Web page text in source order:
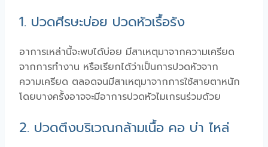
1. ปวดศีรษะบ่อย ปวดหัวเรื้อรัง
อาการเหล่านี้จะพบได้บ่อย มีสาเหตุมาจากความเครียด
จากการทำงาน หรือเรียกได้ว่าเป็นการปวดหัวจาก
ความเครียด ตลอดจนมีสาเหตุมาจากการใช้สายตาหนัก
โดยบางครั้งอาจจะมีอาการปวดหัวไมเกรนร่วมด้วย
2. ปวดตึงบริเวณกล้ามเนื้อ คอ บ่า ไหล่